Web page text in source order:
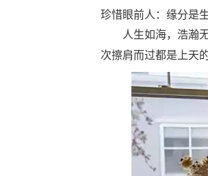
珍惜眼前人：缘分是
人生如海，浩瀚
次擦肩而过都是上天